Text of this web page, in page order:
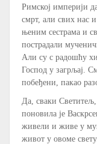
Римској империји
смрт, али свих нас
њеним сестрама и
пострадали
Али су с радошћу
Господ у загрљај.
побеђени, пакао
Да, сваки
поновила је
живели и живе у
живот у овоме